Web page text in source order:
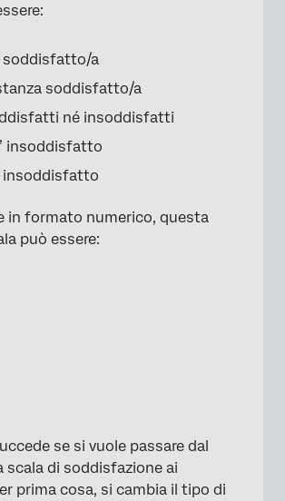
soddisfatto/a
soddisfatto/a
né insoddisfatti
insoddisfatto
insoddisfatto
in formato numerico, questa
può essere:
se si vuole passare dal
scala di soddisfazione ai
prima cosa, si cambia il tipo di